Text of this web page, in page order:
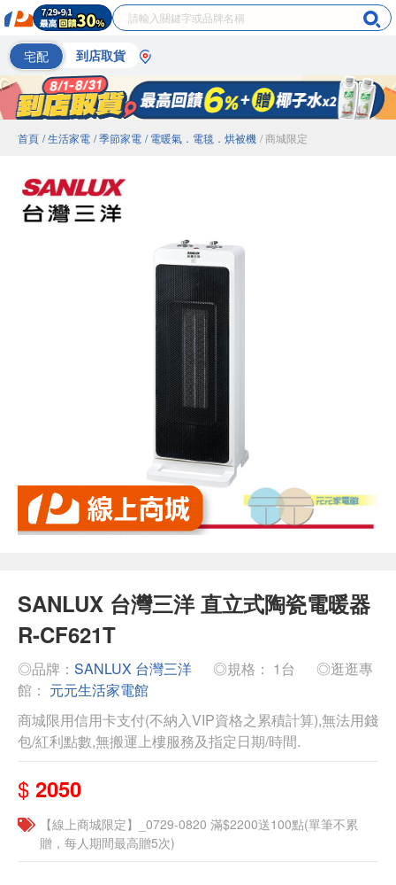
宅配 到店取貨
首頁 / 生活家電 / 季節家電 / 電暖氣．電毯．烘被機 / 商城限定
SANLUX 台灣三洋 直立式陶瓷電暖器
R-CF621T
◎品牌： SANLUX 台灣三洋 ◎規格： 1台
◎逛逛專
館： 元元生活家電館
商城限用信用卡支付(不納入VIP資格之累積計算),無法用錢
包/紅利點數,無搬運上樓服務及指定日期/時間.
$ 2050
【線上商城限定】_0729-0820 滿$2200送100點(單筆不累
贈，每人期間最高贈5次)